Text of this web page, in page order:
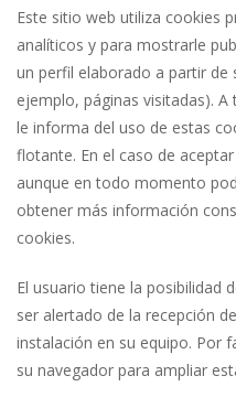
Este sitio web utiliza cookies
analíticos y para mostrarle
un perfil elaborado a partir de
ejemplo, páginas visitadas).
le informa del uso de estas
flotante. En el caso de
aunque en todo momento
obtener más información
cookies.
El usuario tiene la posibilidad
ser alertado de la recepción
instalación en su equipo. Por
su navegador para ampliar